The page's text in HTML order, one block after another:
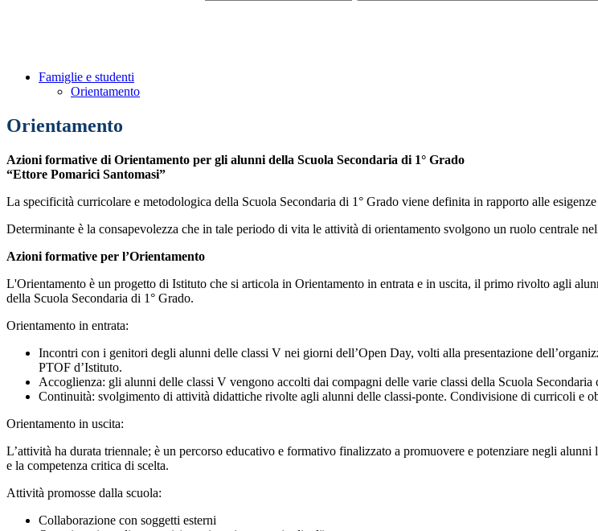
Famiglie e studenti
Orientamento
Orientamento
Azioni formative di Orientamento per gli alunni della Scuola Secondaria di 1° Grado
“Ettore Pomarici Santomasi”
La specificità curricolare e metodologica della Scuola Secondaria di 1° Grado viene definita in rapporto alle
Determinante è la consapevolezza che in tale periodo di vita le attività di orientamento svolgono un ruolo centrale
Azioni formative per l’Orientamento
L'Orientamento è un progetto di Istituto che si articola in Orientamento in entrata e in uscita, il primo rivolto agli
della Scuola Secondaria di 1° Grado.
Orientamento in entrata:
Incontri con i genitori degli alunni delle classi V nei giorni dell’Open Day, volti alla presentazione
PTOF d’Istituto.
Accoglienza: gli alunni delle classi V vengono accolti dai compagni delle varie classi della Scuola
Continuità: svolgimento di attività didattiche rivolte agli alunni delle classi-ponte. Condivisione di curricoli e
Orientamento in uscita:
L’attività ha durata triennale; è un percorso educativo e formativo finalizzato a promuovere e potenziare negli
e la competenza critica di scelta.
Attività promosse dalla scuola:
Collaborazione con soggetti esterni